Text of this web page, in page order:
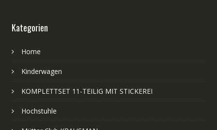
Kategorien
Home
Kinderwagen
KOMPLETTSET 11-TEILIG MIT STICKEREI
Hochstuhle